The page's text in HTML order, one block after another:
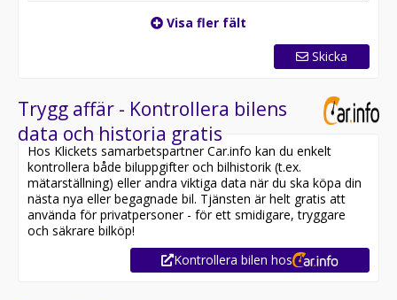
Visa fler fält
Skicka
Trygg affär - Kontrollera bilens
data och historia gratis
Hos Klickets samarbetspartner Car.info kan du enkelt
kontrollera både biluppgifter och bilhistorik (t.ex.
mätarställning) eller andra viktiga data när du ska köpa din
nästa nya eller begagnade bil. Tjänsten är helt gratis att
använda för privatpersoner - för ett smidigare, tryggare
och säkrare bilköp!
Kontrollera bilen hos